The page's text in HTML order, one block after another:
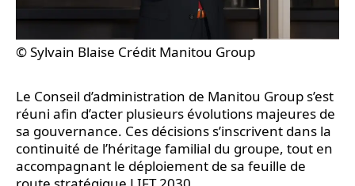
© Sylvain Blaise Crédit Manitou Group
Le Conseil d’administration de Manitou Group s’est
réuni afin d’acter plusieurs évolutions majeures de
sa gouvernance. Ces décisions s’inscrivent dans la
continuité de l’héritage familial du groupe, tout en
accompagnant le déploiement de sa feuille de